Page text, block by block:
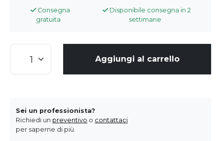
Consegna
gratuita
Disponibile consegna in 2
settimane
Aggiungi al carrello
Sei un professionista?
Richiedi un preventivo o contattaci
per saperne di più.